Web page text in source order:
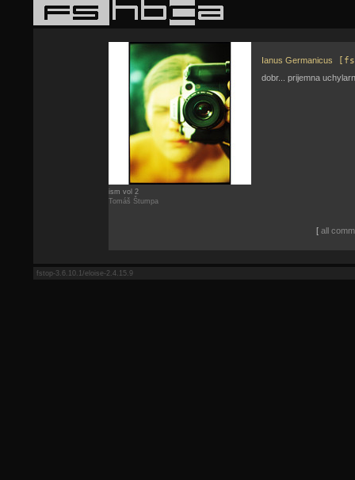
ism vol 2
Tomáš Štumpa
Ianus Germanicus
dobr... prijemna
[ all
fstop-3.6.10.1/eloise-2.4.15.9